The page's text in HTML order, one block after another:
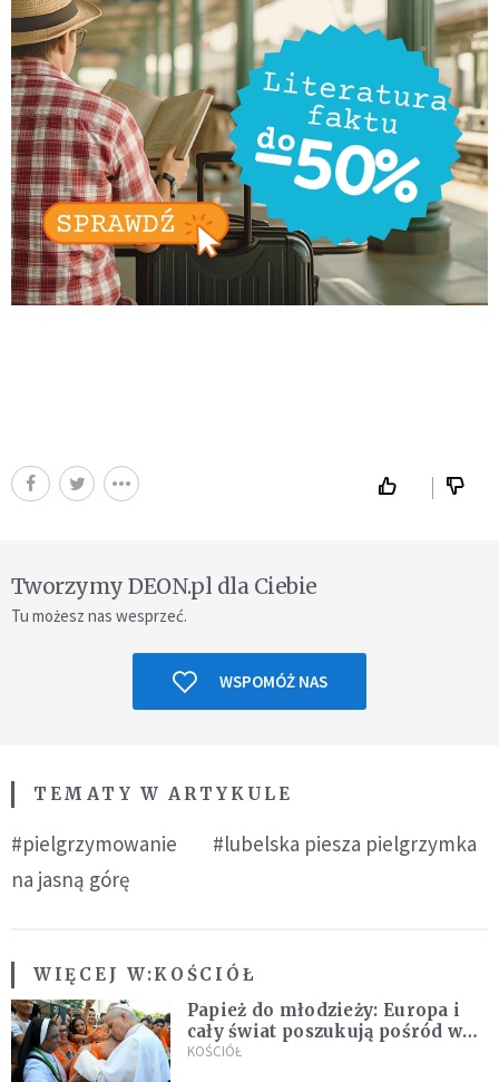
Tworzymy DEON.pl dla Ciebie
Tu możesz nas wesprzeć.
WSPOMÓŻ NAS
TEMATY W ARTYKULE
#pielgrzymowanie
#lubelska piesza pielgrzymka
na jasną górę
WIĘCEJ W:KOŚCIÓŁ
Papież do młodzieży: Europa i
cały świat poszukują pośród was
nowych świętych
KOŚCIÓŁ